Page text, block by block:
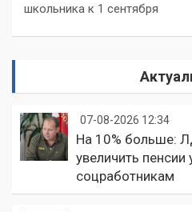
школьника к 1 сентября
07-08-2026 12:34
На 10% больше:
увеличить пенсии
соцработникам